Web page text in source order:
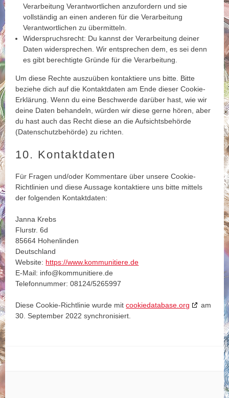
Verarbeitung Verantwortlichen anzufordern und sie
vollständig an einen anderen für die Verarbeitung
Verantwortlichen zu übermitteln.
Widerspruchsrecht: Du kannst der Verarbeitung deiner
Daten widersprechen. Wir entsprechen dem, es sei denn
es gibt berechtigte Gründe für die Verarbeitung.
Um diese Rechte auszuüben kontaktiere uns bitte. Bitte
beziehe dich auf die Kontaktdaten am Ende dieser Cookie-
Erklärung. Wenn du eine Beschwerde darüber hast, wie wir
deine Daten behandeln, würden wir diese gerne hören, aber
du hast auch das Recht diese an die Aufsichtsbehörde
(Datenschutzbehörde) zu richten.
10. Kontaktdaten
Für Fragen und/oder Kommentare über unsere Cookie-
Richtlinien und diese Aussage kontaktiere uns bitte mittels
der folgenden Kontaktdaten:
Janna Krebs
Flurstr. 6d
85664 Hohenlinden
Deutschland
Website: https://www.kommunitiere.de
E-Mail: info@kommunitiere.de
Telefonnummer: 08124/5265997
Diese Cookie-Richtlinie wurde mitcookiedatabase.org
am
30. September 2022 synchronisiert.